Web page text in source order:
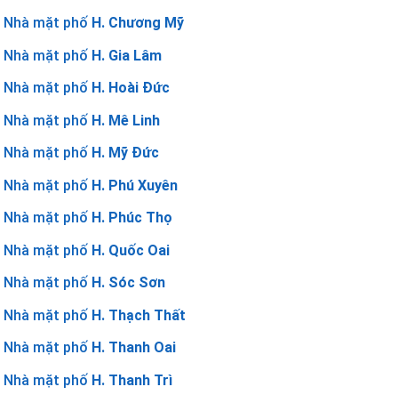
Nhà mặt phố H. Chương Mỹ
Nhà mặt phố H. Gia Lâm
Nhà mặt phố H. Hoài Đức
Nhà mặt phố H. Mê Linh
Nhà mặt phố H. Mỹ Đức
Nhà mặt phố H. Phú Xuyên
Nhà mặt phố H. Phúc Thọ
Nhà mặt phố H. Quốc Oai
Nhà mặt phố H. Sóc Sơn
Nhà mặt phố H. Thạch Thất
Nhà mặt phố H. Thanh Oai
Nhà mặt phố H. Thanh Trì